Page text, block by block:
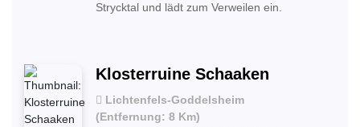
Strycktal und lädt zum Verweilen ein.
Klosterruine Schaaken
Lichtenfels-Goddelsheim
(Entfernung: 8 Km)